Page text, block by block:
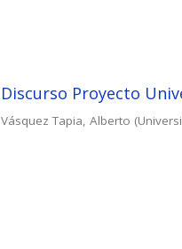
Discurso Proyecto
Vásquez Tapia, Alberto (